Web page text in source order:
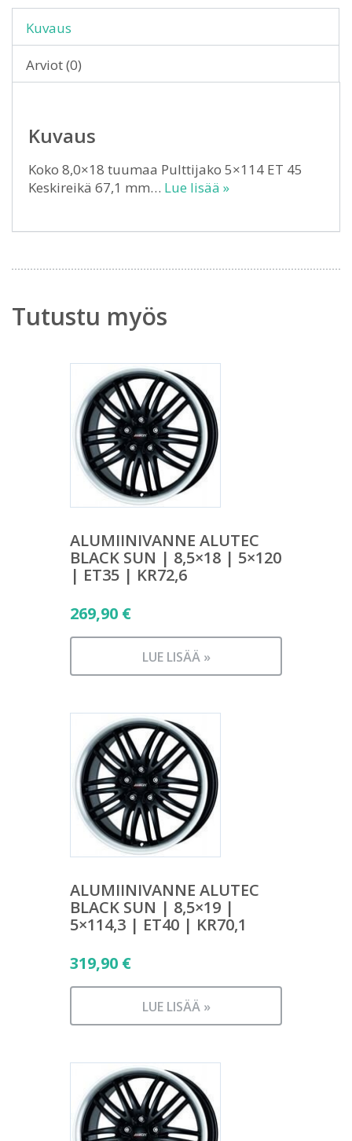
Kuvaus
Arviot (0)
Kuvaus
Koko 8,0×18 tuumaa Pulttijako 5×114 ET 45
Keskireikä 67,1 mm… Lue lisää »
Tutustu myös
ALUMIINIVANNE ALUTEC
BLACK SUN | 8,5×18 | 5×120
| ET35 | KR72,6
269,90 €
LUE LISÄÄ »
ALUMIINIVANNE ALUTEC
BLACK SUN | 8,5×19 |
5×114,3 | ET40 | KR70,1
319,90 €
LUE LISÄÄ »